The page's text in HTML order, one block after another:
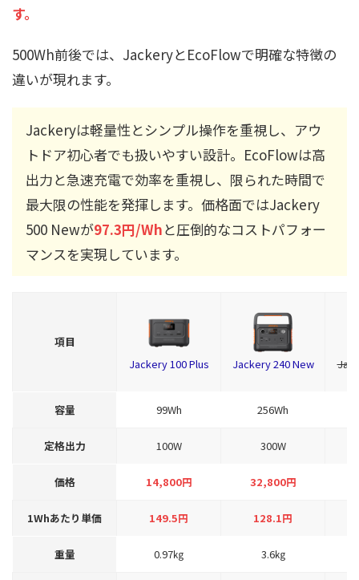
す。
500Wh前後では、JackeryとEcoFlowで明確な特徴の
違いが現れます。
Jackeryは軽量性とシンプル操作を重視し、アウ
トドア初心者でも扱いやすい設計。EcoFlowは高
出力と急速充電で効率を重視し、限られた時間で
最大限の性能を発揮します。価格面ではJackery
500 Newが97.3円/Whと圧倒的なコストパフォー
マンスを実現しています。
項目
Jackery 100 Plus
Jackery 240 New
容量 99Wh 256Wh
定格出力 100W 300W
価格 14,800円 32,800円
1Whあたり単価 149.5円 128.1円
重量 0.97㎏ 3.6㎏